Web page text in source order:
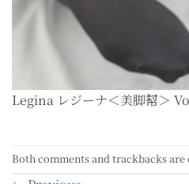
Legina レジーナ＜美脚幇＞
Both comments and trackbacks